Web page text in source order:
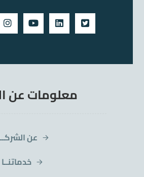
معلومات عن
عن
خدماتنــا